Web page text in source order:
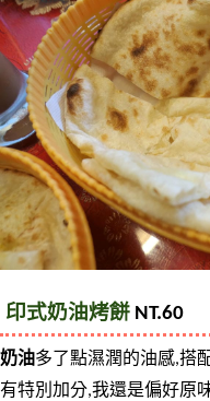
印式奶油烤餅 NT.60
奶油多了點濕潤的油感,搭
有特別加分,我還是偏好原